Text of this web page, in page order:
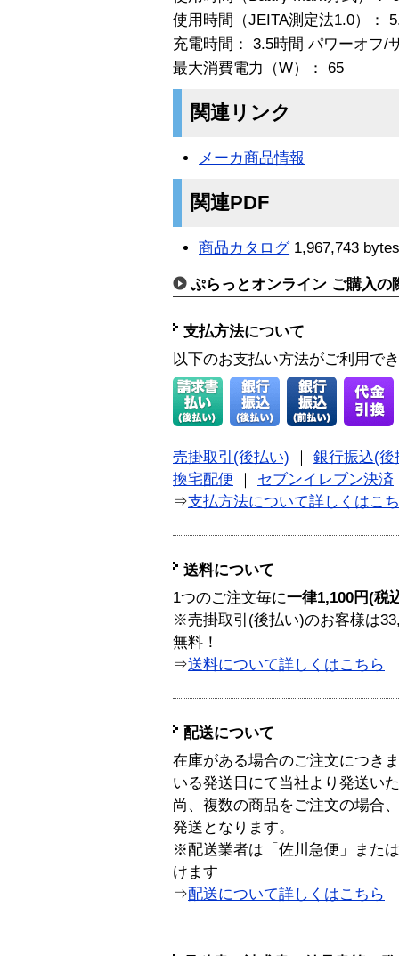
使用時間（JEITA測定法1.0）：
充電時間： 3.5時間 パワーオフ/
最大消費電力（W）： 65
関連リンク
メーカ商品情報
関連PDF
商品カタログ1,967,743
ぷらっとオンライン ご購入の
支払方法について
以下のお支払い方法がご利用で
売掛取引(後払い)
銀行振込(後
換宅配便
セブンイレブン決済
⇒支払方法について詳しくはこ
送料について
1つのご注文毎に一律1,100円(税
※売掛取引(後払い)のお客様は
無料！
⇒送料について詳しくはこちら
配送について
在庫がある場合のご注文につき
いる発送日にて当社より発送い
尚、複数の商品をご注文の場合
発送となります。
※配送業者は「佐川急便」また
けます
⇒配送について詳しくはこちら